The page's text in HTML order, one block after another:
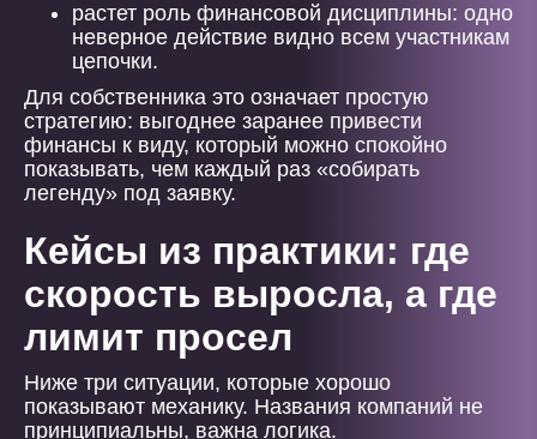
растет роль финансовой дисциплины: одно
неверное действие видно всем участникам
цепочки.
Для собственника это означает простую
стратегию: выгоднее заранее привести
финансы к виду, который можно спокойно
показывать, чем каждый раз «собирать
легенду» под заявку.
Кейсы из практики: где
скорость выросла, а где
лимит просел
Ниже три ситуации, которые хорошо
показывают механику. Названия компаний не
принципиальны, важна логика.